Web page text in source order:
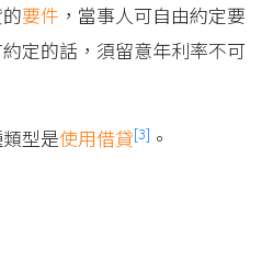
要件 ，當事人可自由約定要
定的話，須留意年利率不可
型是使用借貸[3] 。